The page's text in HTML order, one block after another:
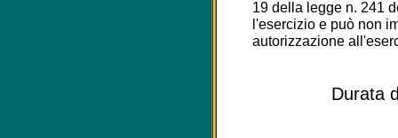
19 della legge n. 241
l'esercizio e può non
autorizzazione
Durata